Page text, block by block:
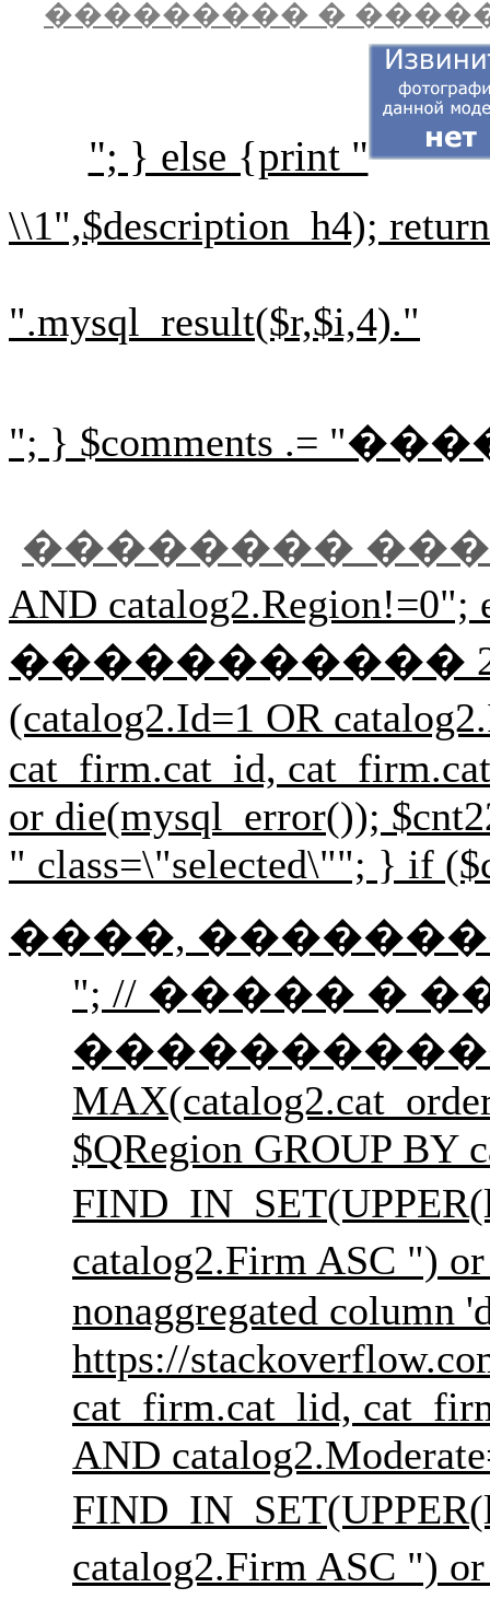
��������� �
"; } else {print "
\\1",$description_h4);
".mysql_result($r,$i,4)."
"; } $comments .= "
��������
AND
����������� 2
(catalog2.Id=1 OR
cat_firm.cat_id,
or die(mysql_error());
" class=\"selected\""; } if
����,
"; // ����� �
�����������
$QRegion GROUP BY
catalog2.Firm ASC
nonaggregated column
https://
cat_firm.cat_lid,
AND
catalog2.Firm